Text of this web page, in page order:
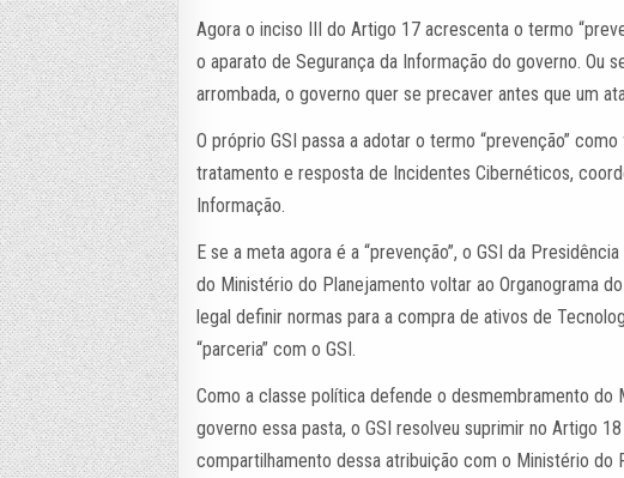
Agora o inciso III do Artigo 17 acrescenta o termo
o aparato de Segurança da Informação do governo. Ou
arrombada, o governo quer se precaver antes que um
O próprio GSI passa a adotar o termo “prevenção”
tratamento e resposta de Incidentes Cibernéticos,
Informação.
E se a meta agora é a “prevenção”, o GSI da
do Ministério do Planejamento voltar ao Organograma
legal definir normas para a compra de ativos de
“parceria” com o GSI.
Como a classe política defende o desmembramento do
governo essa pasta, o GSI resolveu suprimir no Artigo
compartilhamento dessa atribuição com o Ministério do